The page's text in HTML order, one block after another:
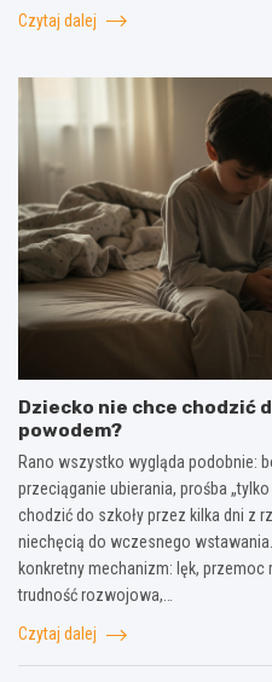
Czytaj dalej
Dziecko nie chce chodzić
powodem?
Rano wszystko wygląda podobnie:
przeciąganie ubierania, prośba
chodzić do szkoły przez kilka dni z
niechęcią do wczesnego
konkretny mechanizm: lęk,
trudność rozwojowa,…
Czytaj dalej